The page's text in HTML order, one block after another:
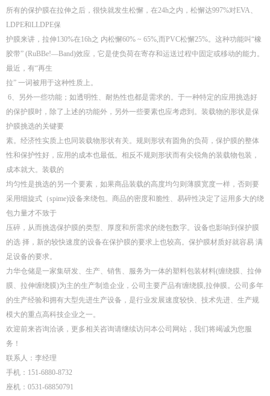
所有的保护膜在拉伸之后，很快就发生松懈，在24h之内，松懈达997%对EVA、
LDPE和LLDPE保
护膜来讲，拉伸130%在16h之 内松懈60% ~ 65%,而PVC松懈25%。这种功能叫“橡
胶带” (RuBBe!—Band)效应，它是使负荷在寄存和运送过程中固定或移动的能力。
最近，有“再生
拉” 一词被用于这种性质上。
6、另外一些功能；如透明性、耐热性也都是需求的。于一种特定的应用挑选好
的保护膜时，除了上述的功能外，另外一些要素也应考虑到。装载物的形状是保
护膜挑选的关键要
素。经济性实质上也同装载物形状有关。规则形状有圆角的负荷，保护膜的整体
性和保护性好，应用的成本也最低。相反不规则形状而有尖锐角的装载物包装，
成本就大。装载的
均匀性是挑选的另一个要素，如果商品装载的高度均匀则薄膜宽度一样，否则要
采用细旋式（spime)设备来绕包。商品的密度和脆性、易碎性决定了运用多大的绕
包力量才不致于
压碎，从而挑选保护膜的类型、厚度和所需求的绕包数字。设备也影响到保护膜
的选 择，新的较快速度的设备在保护膜的要求上也较高。保护膜材质好就容易 满
足设备的要求。
力华仓储是一家集研发、生产、销售、服务为一体的塑料包装材料(缠绕膜、拉伸
膜、拉伸缠绕膜)为主的生产制造企业，公司主要产品有缠绕膜,拉伸膜。公司多年
的生产经验和拥有大型先进生产设备，是行业发展速度较快、技术先进、生产规
模大的重点高科技企业之一。
欢迎前来咨询洽谈，更多相关咨询请继续访问本公司网站，我们将竭诚为您服
务！
联系人：李经理
手机：151-6880-8732
座机：0531-68850791